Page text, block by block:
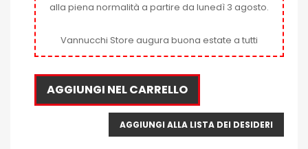
alla piena normalità a partire da lunedì 3 agosto.
Vannucchi Store augura buona estate a tutti
AGGIUNGI NEL CARRELLO
AGGIUNGI ALLA LISTA DEI DESIDERI